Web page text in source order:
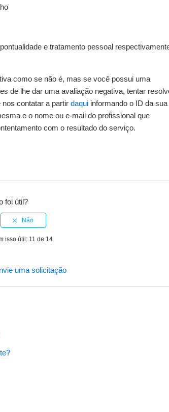
e tratamento pessoal
como se não é, mas se você possui uma
de lhe dar uma avaliação negativa, tentar
nos contatar a partirdaqui informando o ID da sua
e o nome ou e-mail do profissional que
com o resultado do serviço.
foi útil?
isso útil: 11 de 14
uma solicitação